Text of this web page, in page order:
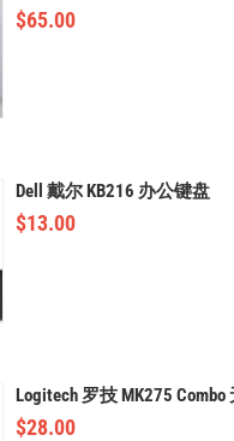
$65.00
Dell 戴尔 KB216 办公键盘
$13.00
Logitech 罗技 MK275
$28.00